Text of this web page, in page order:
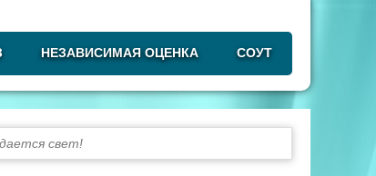
НЕЗАВИСИМАЯ ОЦЕНКА СОУТ
свет!